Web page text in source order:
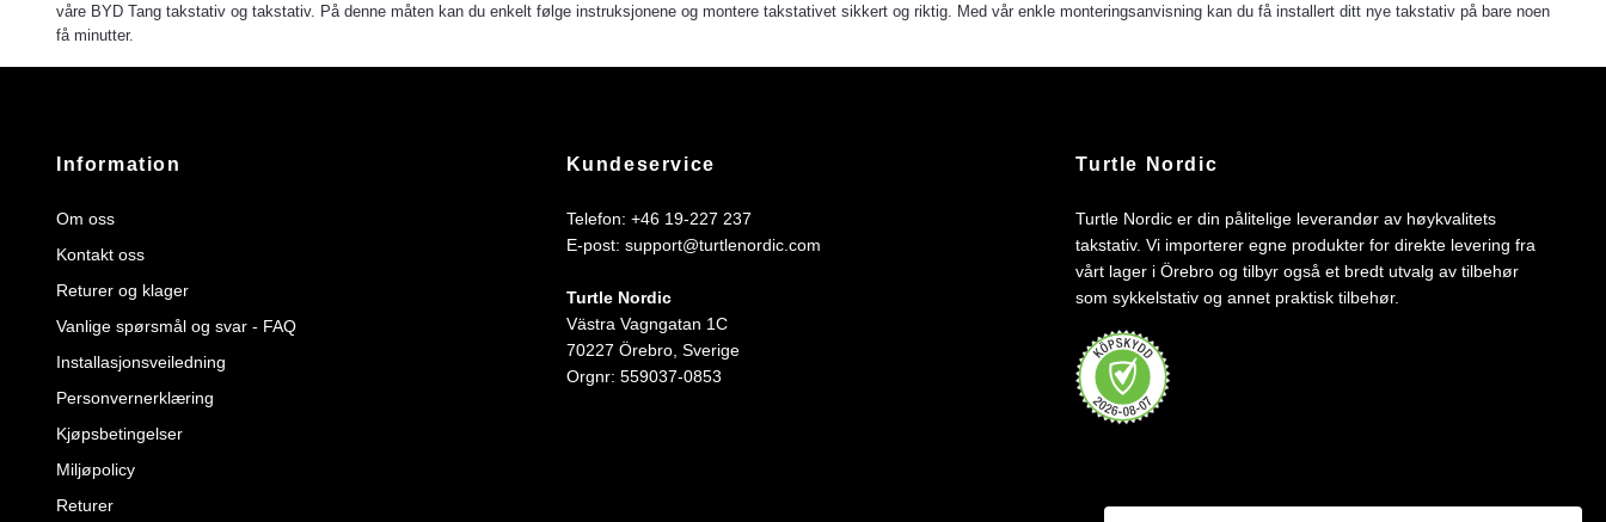
våre BYD Tang takstativ og takstativ. På denne måten kan du enkelt følge instruksjonene og montere takstativet sikkert og riktig. Med vår enkle monteringsanvisning kan du få installert ditt nye takstativ på bare noen
få minutter.
Information
Om oss
Kontakt oss
Returer og klager
Vanlige spørsmål og svar - FAQ
Installasjonsveiledning
Personvernerklæring
Kjøpsbetingelser
Miljøpolicy
Returer
Kundeservice
Telefon: +46 19-227 237
E-post: support@turtlenordic.com
Turtle Nordic
Västra Vagngatan 1C
70227 Örebro, Sverige
Orgnr: 559037-0853
Turtle Nordic
Turtle Nordic er din pålitelige leverandør av høykvalitets
takstativ. Vi importerer egne produkter for direkte levering fra
vårt lager i Örebro og tilbyr også et bredt utvalg av tilbehør
som sykkelstativ og annet praktisk tilbehør.